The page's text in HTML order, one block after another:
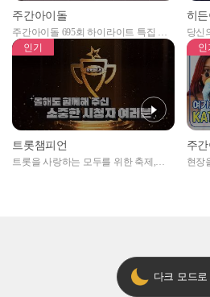
주간아이돌
주간아이돌 695회 하이라이트 특집 남
자아이돌편 예고
히든
당신
못한
인기
트롯챔피언
트롯을 사랑하는 모두를 위한 축제,
인
주
현장
다크 모드로